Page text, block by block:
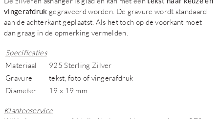
vingerafdruk gegraveerd worden. De gravure wordt standaard
aan de achterkant geplaatst. Als het toch op de voorkant moet
dan graag in de opmerking vermelden.
Specificaties
Materiaal
925 Sterling Zilver
Gravure
tekst, foto of vingerafdruk
Diameter
19 x 19 mm
Klantenservice